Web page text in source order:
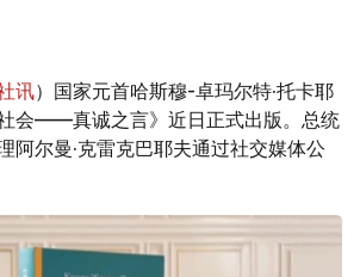
讯）国家元首哈斯穆-卓玛尔特·托卡耶
会——真诚之言》近日正式出版。总统
阿尔曼·克雷克巴耶夫通过社交媒体公